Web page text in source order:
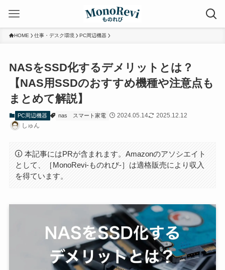
HOME 仕事・デスク環境 PC周辺機器
NASをSSD化するデメリットとは？
【NAS用SSDのおすすめ機種や注意点も
まとめて解説】
PC周辺機器 nas スマート家電 2024.05.14
2025.12.12
しゅん
本記事にはPRが含まれます。Amazonのアソシエイト
として、［MonoRevi-ものれび-］は適格販売により収入
を得ています。